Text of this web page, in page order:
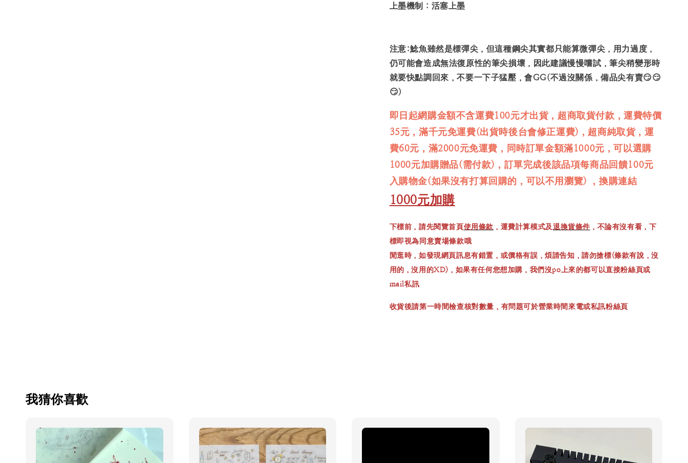
上墨機制：活塞上墨
注意:鯰魚雖然是標彈尖，但這種鋼尖其實都只能算微彈尖，用力過度，
仍可能會造成無法復原性的筆尖損壞，因此建議慢慢嚐試，筆尖稍變形時
就要快點調回來，不要一下子猛壓，會GG(不過沒關係，備品尖有賣😏😏
😏)
即日起網購金額不含運費100元才出貨，超商取貨付款，運費特價
35元，滿千元免運費(出貨時後台會修正運費)，超商純取貨，運
費60元，滿2000元免運費，同時訂單金額滿1000元，可以選購
1000元加購贈品(需付款)，訂單完成後該品項每商品回饋100元
入購物金(如果沒有打算回購的，可以不用瀏覽) ，換購連結
1000元加購
下標前，請先閱覽首頁使用條款 ，運費計算模式及退換貨條件 ，不論有沒有看，下
標即視為同意賣場條款哦
閒逛時，如發現網頁訊息有錯置，或價格有誤，煩請告知，請勿搶標(條款有說，沒
用的，沒用的XD)，如果有任何您想加購，我們沒po上來的都可以直接粉絲頁或
mail私訊
收貨後請第一時間檢查核對數量，有問題可於營業時間來電或私訊粉絲頁
我猜你喜歡